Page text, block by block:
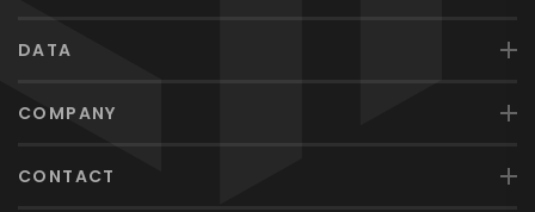
DATA
COMPANY
CONTACT